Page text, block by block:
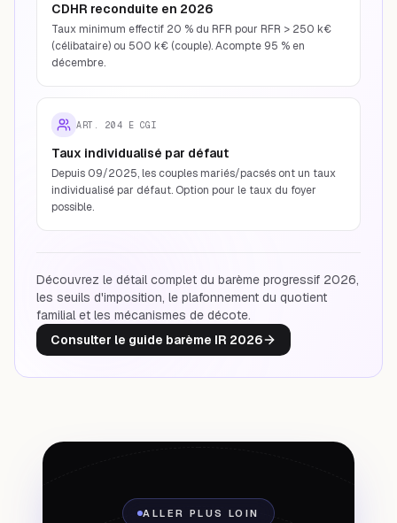
CDHR reconduite en 2026
Taux minimum effectif 20 % du RFR pour RFR > 250 k€
(célibataire) ou 500 k€ (couple). Acompte 95 % en
décembre.
ART. 204 E CGI
Taux individualisé par défaut
Depuis 09/2025, les couples mariés/pacsés ont un taux
individualisé par défaut. Option pour le taux du foyer
possible.
Découvrez le détail complet du barème progressif 2026,
les seuils d'imposition, le plafonnement du quotient
familial et les mécanismes de décote.
Consulter le guide barème IR 2026
ALLER PLUS LOIN